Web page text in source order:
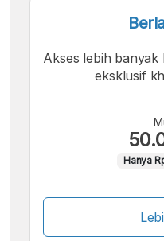
Akses lebih
eksklusif
Hanya